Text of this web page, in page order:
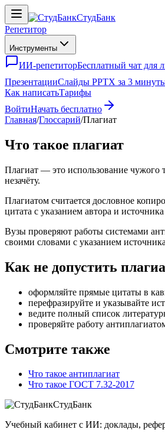
СтудБанк
Репетитор
Инструменты
ИИ-репетиторБесплатный чат для
ПрезентацииСлайды PPTX за 3
Как написатьТарифы
ВойтиНачать бесплатно
Главная/Глоссарий/Плагиат
Что такое плагиат
Плагиат — это использование чужого
незачёту.
Плагиатом считается дословное
цитата с указанием автора и
Вузы проверяют работы системами
своими словами с указанием
Как не допустить
оформляйте прямые цитаты в
перефразируйте и указывайте
ведите полный список
проверяйте работу
Смотрите также
Что такое антиплагиат
Что такое ГОСТ 7.32-2017
СтудБанк
Учебный кабинет с ИИ: доклады,